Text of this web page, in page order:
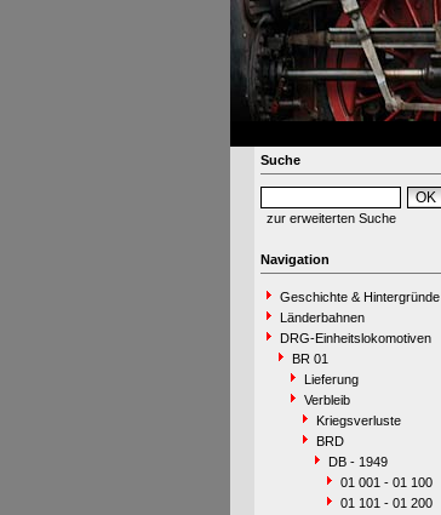
Suche
zur erweiterten Suche
Navigation
Geschichte & Hintergründe
Länderbahnen
DRG-Einheitslokomotiven
BR 01
Lieferung
Verbleib
Kriegsverluste
BRD
DB - 1949
01 001 - 01 100
01 101 - 01 200